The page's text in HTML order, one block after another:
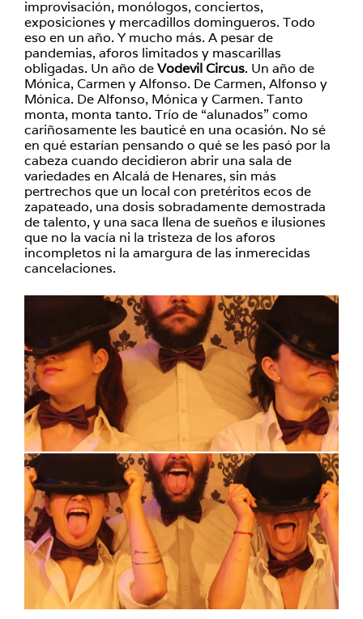
improvisación, monólogos, conciertos,
exposiciones y mercadillos domingueros. Todo
eso en un año. Y mucho más. A pesar de
pandemias, aforos limitados y mascarillas
obligadas. Un año deVodevil Circus. Un año de
Mónica, Carmen y Alfonso. De Carmen, Alfonso y
Mónica. De Alfonso, Mónica y Carmen. Tanto
monta, monta tanto. Trío de “alunados” como
cariñosamente les bauticé en una ocasión. No sé
en qué estarían pensando o qué se les pasó por la
cabeza cuando decidieron abrir una sala de
variedades en Alcalá de Henares, sin más
pertrechos que un local con pretéritos ecos de
zapateado, una dosis sobradamente demostrada
de talento, y una saca llena de sueños e ilusiones
que no la vacía ni la tristeza de los aforos
incompletos ni la amargura de las inmerecidas
cancelaciones.